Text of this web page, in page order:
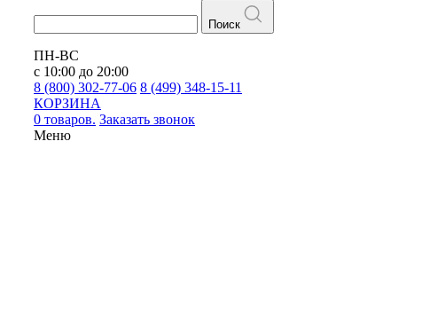
Поиск
ПН-ВС
с 10:00 до 20:00
8 (800) 302-77-06 8 (499) 348-15-11
КОРЗИНА
0 товаров. Заказать звонок
Меню